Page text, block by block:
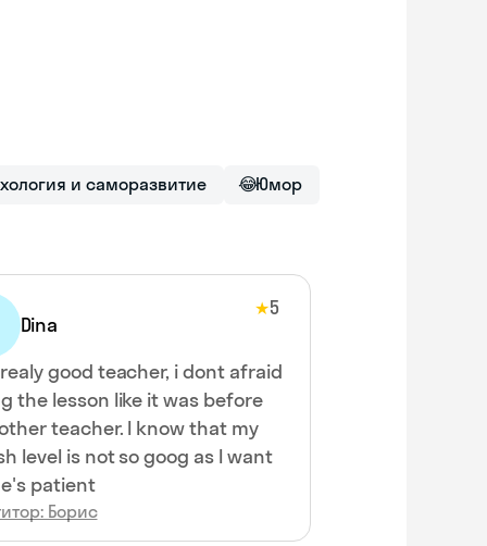
и саморазвитие 😂Юмор
Dina
★5
i dont afraid
the lesson like it was before
teacher. I know that my
level is not so goog as I want
patient
Борис